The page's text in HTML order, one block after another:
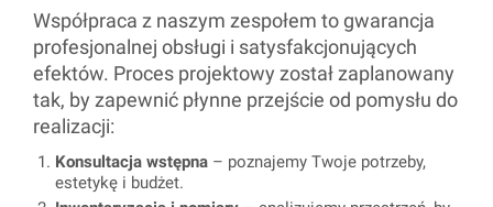
Współpraca z naszym zespołem to gwarancja
profesjonalnej obsługi i satysfakcjonujących
efektów. Proces projektowy został zaplanowany
tak, by zapewnić płynne przejście od pomysłu do
realizacji:
Konsultacja wstępna – poznajemy Twoje potrzeby,
estetykę i budżet.